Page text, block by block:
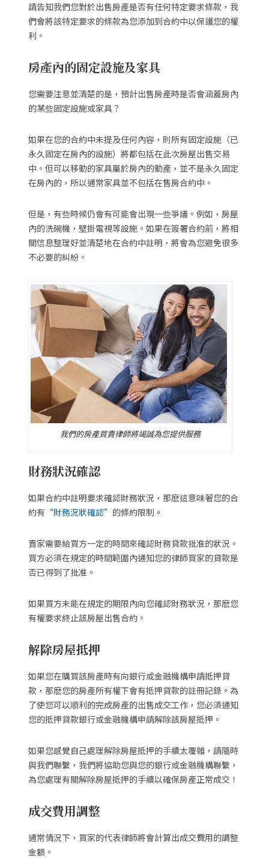
請告知我們您對於出售房產是否有任何特定要求條款，我
們會將該特定要求的條款為您添加到合約中以保護您的權
利。
房產內的固定設施及家具
您需要注意並清楚的是，預計出售房產時是否會涵蓋房內
的某些固定設施或家具？
如果在您的合約中未提及任何內容，則所有固定設施（已
永久固定在房內的設施）將都包括在此次房屋出售交易
中。但可以移動的家具屬於房內的動產，並不是永久固定
在房內的，所以通常家具並不包括在售房合約中。
但是，有些時候仍會有可能會出現一些爭議。例如，房屋
內的洗碗機，壁掛電視等設施。如果在簽署合約前，將相
關信息整理好並清楚地在合約中註明，將會為您避免很多
不必要的糾紛。
我們的房產買賣律師將竭誠為您提供服務
財務狀況確認
如果合約中註明要求確認財務狀況，那麽這意味著您的合
約有“財務況狀確認”的條約限制。
賣家需要給買方一定的時間來確認財務貸款批准的狀況。
買方必須在規定的時間範圍內通知您的律師買家的貸款是
否已得到了批准。
如果買方未能在規定的期限內向您確認財務狀況，那麽您
有權要求終止該房屋出售合約。
解除房屋抵押
如果您在購買該房產時有向銀行或金融機構申請抵押貸
款，那麽您的房產所有權下會有抵押貸款的註冊記錄。為
了使您可以順利的完成房產的出售成交工作，您必須通知
您的抵押貸款銀行或金融機構申請解除該房屋抵押。
如果您感覺自己處理解除房屋抵押的手續太覆雜，請隨時
與我們聯繫，我們將協助您與您的銀行或金融機構聯繫，
為您處理有關解除房屋抵押的手續以確保房產正常成交！
成交費用調整
通常情況下，買家的代表律師將會計算出成交費用的調整
金額。